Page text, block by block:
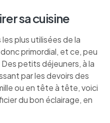
sa cuisine
plus utilisées de la
primordial, et ce, peu
petits déjeuners, à la
par les devoirs des
ou en tête à tête, voici
du bon éclairage, en